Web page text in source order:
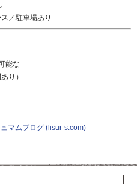
／駐車場あり
能な
り）
マムブログ (lisur-s.com)